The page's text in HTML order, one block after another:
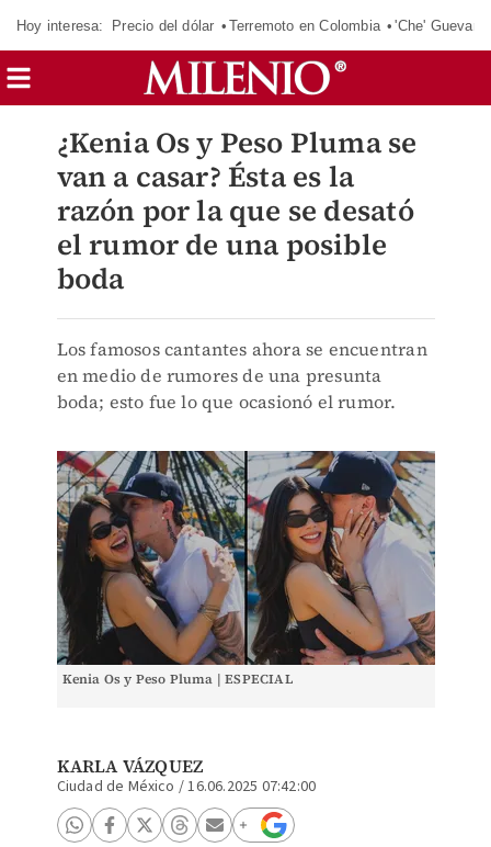
Hoy interesa: Precio del dólar Terremoto en Colombia 'Che' Guevara
¿Kenia Os y Peso Pluma se
van a casar? Ésta es la
razón por la que se desató
el rumor de una posible
boda
Los famosos cantantes ahora se encuentran
en medio de rumores de una presunta
boda; esto fue lo que ocasionó el rumor.
Kenia Os y Peso Pluma | ESPECIAL
KARLA VÁZQUEZ
Ciudad de México /16.06.2025 07:42:00